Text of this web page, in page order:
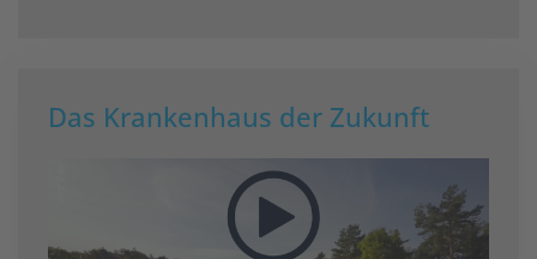
Das Krankenhaus der Zukunft